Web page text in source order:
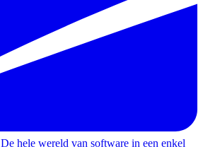
De hele wereld van software in een enkel